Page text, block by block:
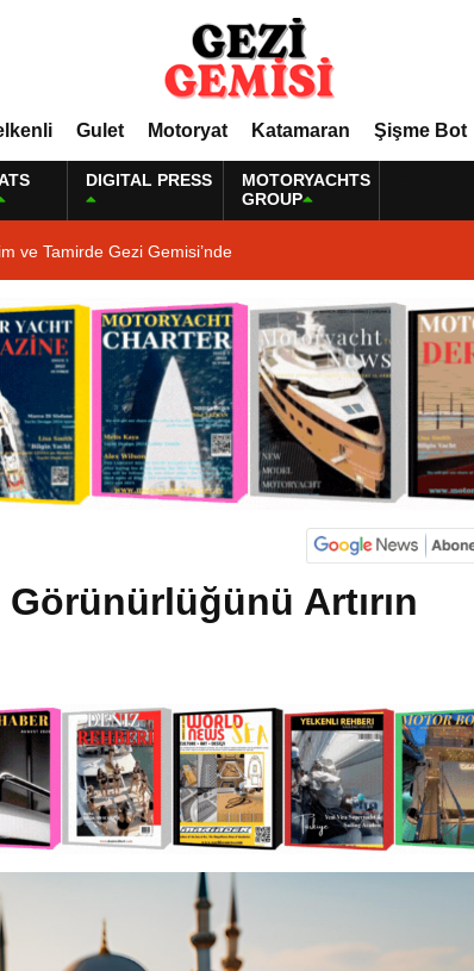
Gulet Motoryat Katamaran Şişme Bot
DIGITAL PRESS
MOTORYACHTS
GROUP
ve Tamirde Gezi Gemisi’nde
Artırın